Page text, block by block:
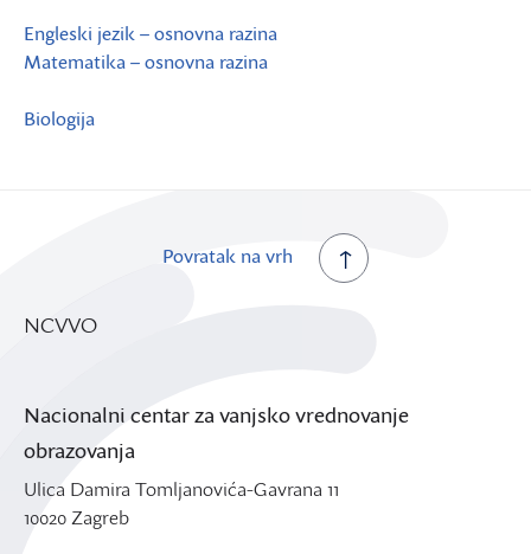
Engleski jezik – osnovna razina
Matematika – osnovna razina
Biologija
Povratak na vrh
NCVVO
Nacionalni centar za vanjsko vrednovanje
obrazovanja
Ulica Damira Tomljanovića-Gavrana 11
10020 Zagreb